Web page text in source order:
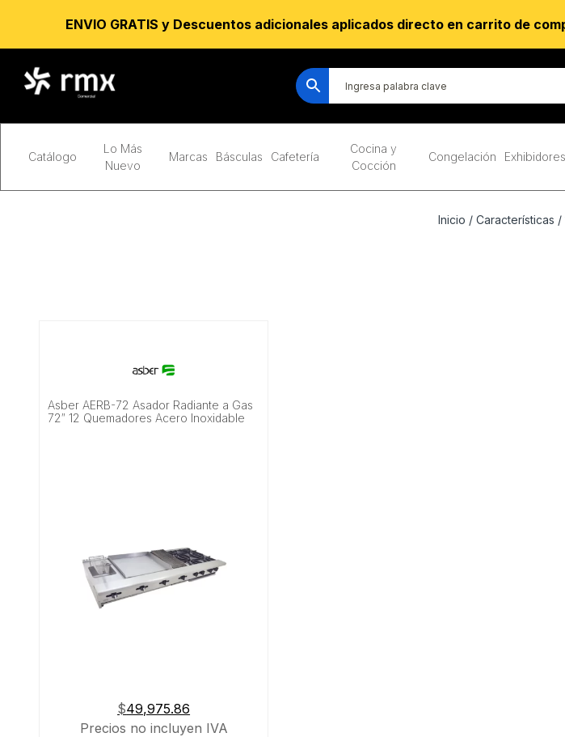
Catálogo
Lo Más
Nuevo
Marcas Básculas Cafetería
Cocina y
Cocción
Congelación Exhibidores
Inicio / Características /
Asber AERB-72 Asador Radiante a Gas
72″ 12 Quemadores Acero Inoxidable
$49,975.86
Precios no incluyen IVA
ENVIO GRATIS y Descuentos adicionales aplicados directo en carrito de